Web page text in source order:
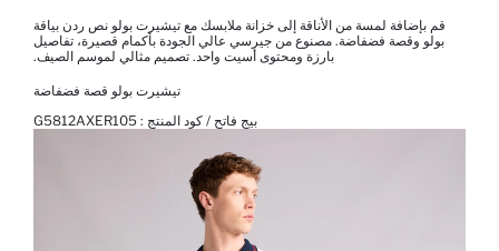
قم بإضافة لمسة من الأناقة إلى خزانة ملابسك مع تيشيرت بولو نص ردن بياقة
بولو وقصة فضفاضة. مصنوع من جيرسي عالي الجودة بأكمام قصيرة، تفاصيل
بارزة ومحتوى أسيت واحد. تصميم مثالي لموسم الصيف.
تيشيرت بولو قصة فضفاضة
بيج فاتح / كود المنتج : G5812AXER105